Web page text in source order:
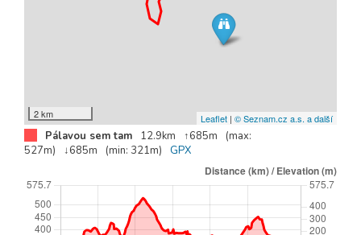
2 km Leaflet | © Seznam.cz a.s. a další
Pálavou sem tam 12.9km ↑685m
(max:
527m)
↓685m (min: 321m) GPX